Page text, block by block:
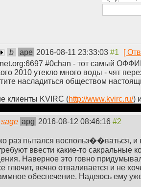
b ape 2016-08-11 23:33:03
#0chan - тот самый
2010 утекло много воды - чят
насладиться обществом
клиенты KVIRC (http://www.kvirc.ru/)
sage apg 2016-08-12 08:46:16
раз пытался воспольз��ваться, и
ввести какие-то сакральные
Наверное это говно
глючит, вечно отваливается и не
обеспечение. Надеюсь ему